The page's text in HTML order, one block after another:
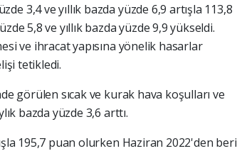
3,4 ve yıllık bazda yüzde 6,9 artışla 113,8
5,8 ve yıllık bazda yüzde 9,9 yükseldi.
ve ihracat yapısına yönelik hasarlar
tetikledi.
görülen sıcak ve kurak hava koşulları ve
bazda yüzde 3,6 arttı.
195,7 puan olurken Haziran 2022'den beri